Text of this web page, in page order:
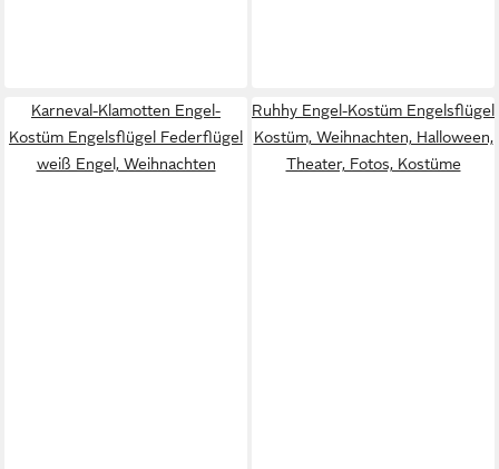
Karneval-Klamotten Engel-
Kostüm Engelsflügel Federflügel
weiß Engel, Weihnachten
Ruhhy Engel-Kostüm Engelsflügel
Kostüm, Weihnachten, Halloween,
Theater, Fotos, Kostüme